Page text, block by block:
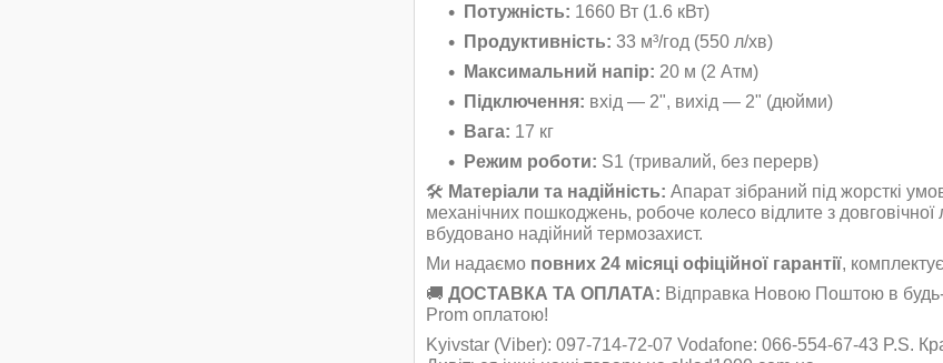
Потужність: 1660 Вт (1.6 кВт)
Продуктивність: 33 м³/год (550 л/хв)
Максимальний напір: 20 м (2 Атм)
Підключення: вхід — 2", вихід — 2" (дюйми)
Вага: 17 кг
Режим роботи: S1 (тривалий, без перерв)
🛠 Матеріали та надійність: Апарат зібраний під жорсткі
механічних пошкоджень, робоче колесо відлите з
вбудовано надійний термозахист.
Ми надаємо повних 24 місяці офіційної гарантії,
🚚 ДОСТАВКА ТА ОПЛАТА: Відправка Новою Поштою в
Prom оплатою!
Kyivstar (Viber): 097-714-72-07 Vodafone: 066-554-67-43 P.S.